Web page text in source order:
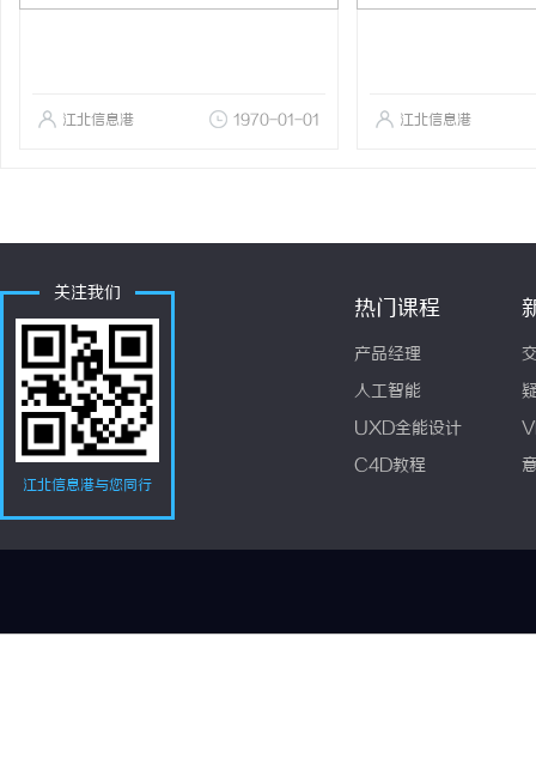
江北信息港 1970-01-01 江北信息港
关注我们
江北信息港与您同行
热门课程
产品经理
人工智能
UXD全能设计
C4D教程